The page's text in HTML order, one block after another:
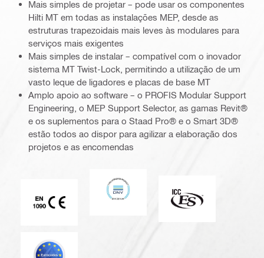
Mais simples de projetar – pode usar os componentes
Hilti MT em todas as instalações MEP, desde as
estruturas trapezoidais mais leves às modulares para
serviços mais exigentes
Mais simples de instalar – compatível com o inovador
sistema MT Twist-Lock, permitindo a utilização de um
vasto leque de ligadores e placas de base MT
Amplo apoio ao software – o PROFIS Modular Support
Engineering, o MEP Support Selector, as gamas Revit®
e os suplementos para o Staad Pro® e o Smart 3D®
estão todos ao dispor para agilizar a elaboração dos
projetos e as encomendas
Marca CE EN 1090
DNV
Eurocódigo